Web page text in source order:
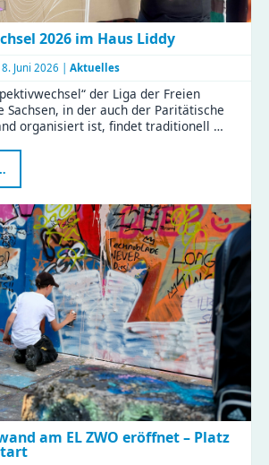
2026 im Haus Liddy
Juni 2026 | Aktuelles
der Liga der Freien
Sachsen, in der auch der Paritätische
organisiert ist, findet traditionell …
2026
Haus
Liddy
am EL ZWO eröffnet – Platz